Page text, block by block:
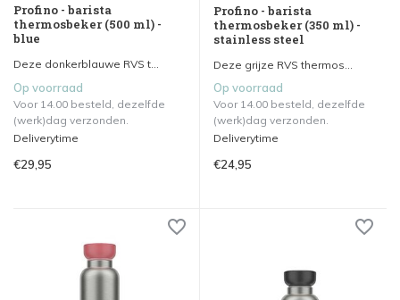
Profino - barista
thermosbeker (500 ml) -
blue
Deze donkerblauwe RVS t...
Op voorraad
Voor 14.00 besteld, dezelfde
(werk)dag verzonden.
Deliverytime
€29,95
Profino - barista
thermosbeker (350 ml) -
stainless steel
Deze grijze RVS thermos...
Op voorraad
Voor 14.00 besteld, dezelfde
(werk)dag verzonden.
Deliverytime
€24,95